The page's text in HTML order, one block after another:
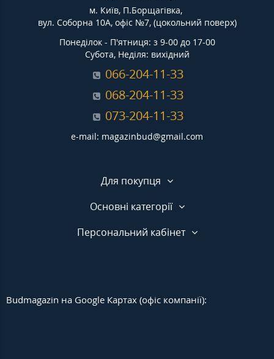
м. Київ, П.Борщагівка,
вул. Соборна 10А, офіс №7, (цокольний поверх)
Понеділок - П'ятниця: з 9-00 до 17-00
Субота, Неділя: вихідний
066-204-11-33
068-204-11-33
073-204-11-33
e-mail: magazinbud@gmail.com
Для покупця
Основні категорії
Персональний кабінет
Budmagazin на Google Картах (офіс компанії):